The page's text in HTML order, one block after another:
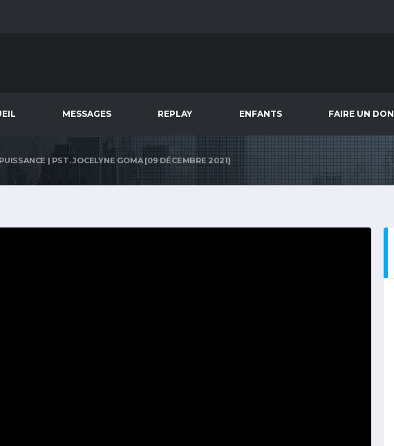
MESSAGES REPLAY ENFANTS FAIRE UN DON
| PST. JOCELYNE GOMA [09 DÉCEMBRE 2021]